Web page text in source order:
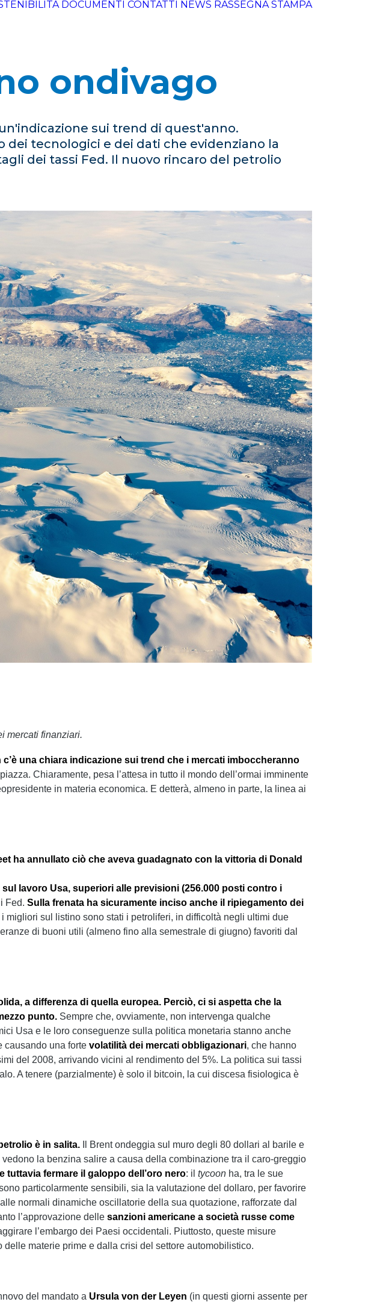
DOCUMENTI CONTATTI NEWS RASSEGNA STAMPA
ondivago
sui trend di quest'anno.
tecnologici e dei dati che evidenziano la
dei tassi Fed. Il nuovo rincaro del petrolio
mercati finanziari.
c’è una chiara indicazione sui trend che i mercati imboccheranno
Chiaramente, pesa l’attesa in tutto il mondo dell’ormai imminente
in materia economica. E detterà, almeno in parte, la linea ai
ha annullato ciò che aveva guadagnato con la vittoria di Donald
sul lavoro Usa, superiori alle previsioni (256.000 posti contro i
Fed. Sulla frenata ha sicuramente inciso anche il ripiegamento dei
i migliori sul listino sono stati i petroliferi, in difficoltà negli ultimi due
di buoni utili (almeno fino alla semestrale di giugno) favoriti dal
a differenza di quella europea. Perciò, ci si aspetta che la
punto. Sempre che, ovviamente, non intervenga qualche
Usa e le loro conseguenze sulla politica monetaria stanno anche
causando una forte volatilità dei mercati obbligazionari, che hanno
del 2008, arrivando vicini al rendimento del 5%. La politica sui tassi
A tenere (parzialmente) è solo il bitcoin, la cui discesa fisiologica è
è in salita. Il Brent ondeggia sul muro degli 80 dollari al barile e
la benzina salire a causa della combinazione tra il caro-greggio
tuttavia fermare il galoppo dell’oro nero: il tycoon ha, tra le sue
particolarmente sensibili, sia la valutazione del dollaro, per favorire
normali dinamiche oscillatorie della sua quotazione, rafforzate dal
l’approvazione delle sanzioni americane a società russe come
l’embargo dei Paesi occidentali. Piuttosto, queste misure
materie prime e dalla crisi del settore automobilistico.
del mandato a Ursula von der Leyen (in questi giorni assente per